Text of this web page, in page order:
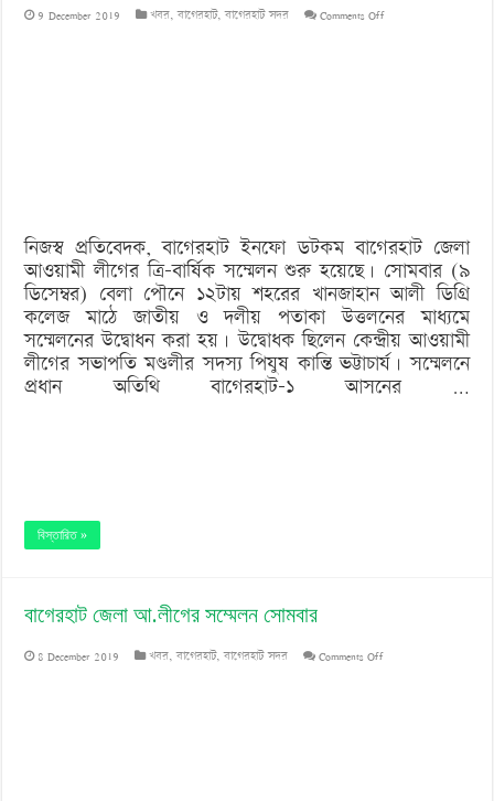
9 December 2019 খবর,বাগেরহাট,বাগেরহাট সদর Comments Offon
আওয়ামী
লীগের
সম্মেলন
নিজস্ব প্রতিবেদক, বাগেরহাট ইনফো ডটকম বাগেরহাট জেলা
আওয়ামী লীগের ত্রি-বার্ষিক সম্মেলন শুরু হয়েছে। সোমবার (৯
ডিসেম্বর) বেলা পৌনে ১২টায় শহরের খানজাহান আলী ডিগ্রি
কলেজ মাঠে জাতীয় ও দলীয় পতাকা উত্তলনের মাধ্যমে
সম্মেলনের উদ্বোধন করা হয়। উদ্বোধক ছিলেন কেন্দ্রীয় আওয়ামী
লীগের সভাপতি মণ্ডলীর সদস্য পিযুষ কান্তি ভট্টাচার্য। সম্মেলনে
প্রধান অতিথি বাগেরহাট-১ আসনের …
বিস্তারিত »
বাগেরহাট জেলা আ.লীগের সম্মেলন সোমবার
8 December 2019 খবর,বাগেরহাট,বাগেরহাট সদর Comments Offon